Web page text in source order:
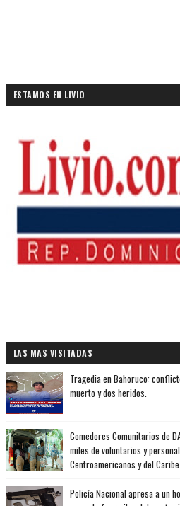
ESTAMOS EN LIVIO
LAS MAS VISITADAS
Tragedia en Bahoruco:
muerto y dos heridos.
Comedores Comunitarios de
miles de voluntarios y
Centroamericanos y del
Policía Nacional apresa a un